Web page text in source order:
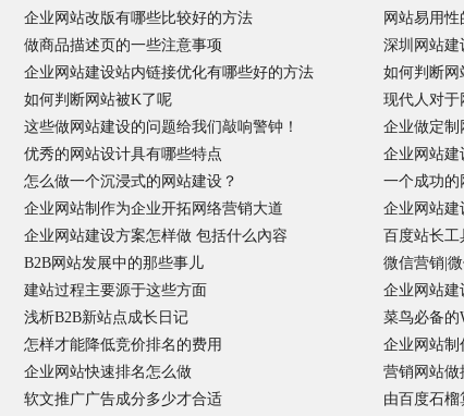
企业网站改版有哪些比较好的方法
网站易用
做商品描述页的一些注意事项
深圳网站建
企业网站建设站内链接优化有哪些好的方法
如何判断网
如何判断网站被K了呢
现代人对于
这些做网站建设的问题给我们敲响警钟！
企业做定制
优秀的网站设计具有哪些特点
企业网站建
怎么做一个沉浸式的网站建设？
一个成功的
企业网站制作为企业开拓网络营销大道
企业网站建
企业网站建设方案怎样做 包括什么內容
百度站长工
B2B网站发展中的那些事儿
微信营销|
建站过程主要源于这些方面
企业网站建
浅析B2B新站点成长日记
菜鸟必备的
怎样才能降低竞价排名的费用
企业网站制
企业网站快速排名怎么做
营销网站做
软文推广广告成分多少才合适
由百度石